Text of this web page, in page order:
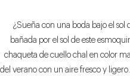
¿Sueña con una boda bajo el sol
bañada por el sol de este
chaqueta de cuello chal en color
del verano con un aire fresco y